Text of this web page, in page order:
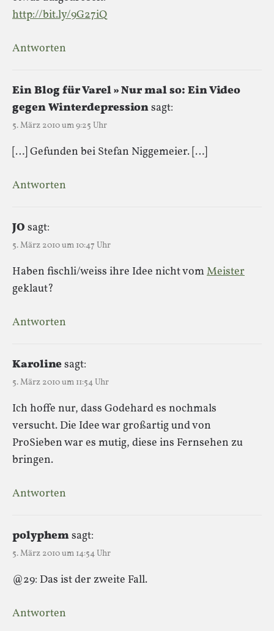
http://bit.ly/9G27iQ
Antworten
Ein Blog für Varel » Nur mal so: Ein Video
gegen Winterdepressionsagt:
5. März 2010 um 9:25 Uhr
[…] Gefunden bei Stefan Niggemeier. […]
Antworten
JO sagt:
5. März 2010 um 10:47 Uhr
Haben fischli/weiss ihre Idee nicht vomMeister
geklaut?
Antworten
Karolinesagt:
5. März 2010 um 11:54 Uhr
Ich hoffe nur, dass Godehard es nochmals
versucht. Die Idee war großartig und von
ProSieben war es mutig, diese ins Fernsehen zu
bringen.
Antworten
polyphemsagt:
5. März 2010 um 14:54 Uhr
@29: Das ist der zweite Fall.
Antworten